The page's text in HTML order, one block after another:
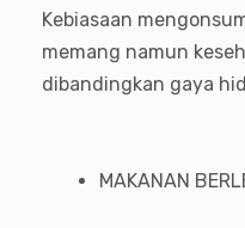
Kebiasaan
memang namun
dibandingkan gaya
MAKANAN